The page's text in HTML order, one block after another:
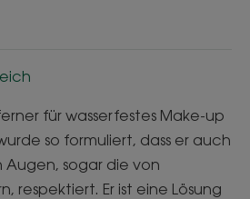
für wasserfestes Make-up
so formuliert, dass er auch
sogar die von
respektiert. Er ist eine Lösung